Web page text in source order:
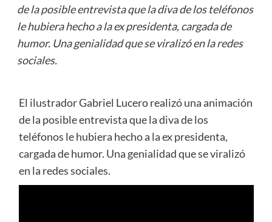
de la posible entrevista que la diva de los teléfonos
le hubiera hecho a la ex presidenta, cargada de
humor. Una genialidad que se viralizó en la redes
sociales.
El ilustrador Gabriel Lucero realizó una animación
de la posible entrevista que la diva de los
teléfonos le hubiera hecho a la ex presidenta,
cargada de humor. Una genialidad que se viralizó
en la redes sociales.